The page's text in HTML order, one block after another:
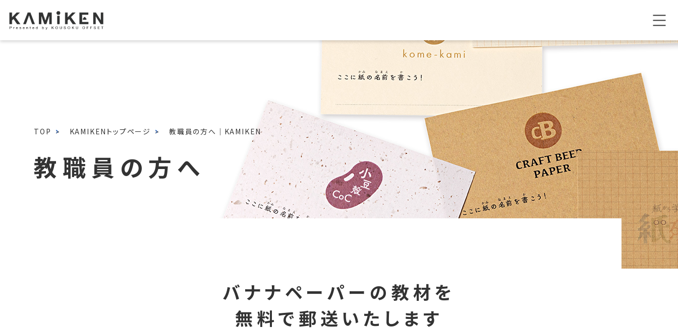
TOP KAMIKENトップページ 教職員の方へ｜KAMIKEN
教職員の方へ
バナナペーパーの教材を
無料で郵送いたします